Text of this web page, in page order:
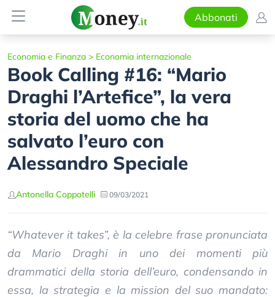
Abbonati
Economia e Finanza > Economia internazionale
Book Calling #16: “Mario
Draghi l’Artefice”, la vera
storia del uomo che ha
salvato l’euro con
Alessandro Speciale
Antonella Coppotelli 09/03/2021
“Whatever it takes”, è la celebre frase pronunciata
da Mario Draghi in uno dei momenti più
drammatici della storia dell’euro, condensando in
essa, la strategia e la mission del suo mandato: